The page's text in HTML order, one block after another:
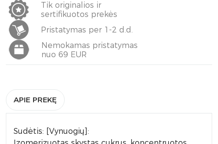
Tik originalios ir
sertifikuotos prekės
Pristatymas per 1-2 d.d.
Nemokamas pristatymas
nuo 69 EUR
APIE PREKĘ
Sudėtis: [Vynuogių]: